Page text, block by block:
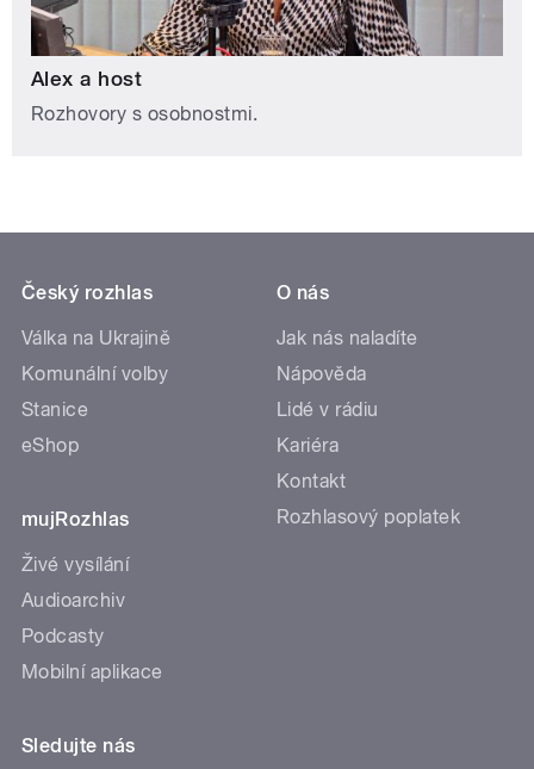
Alex a host
Rozhovory s osobnostmi.
Český rozhlas
Válka na Ukrajině
Komunální volby
Stanice
eShop
mujRozhlas
Živé vysílání
Audioarchiv
Podcasty
Mobilní aplikace
O nás
Jak nás naladíte
Nápověda
Lidé v rádiu
Kariéra
Kontakt
Rozhlasový poplatek
Sledujte nás